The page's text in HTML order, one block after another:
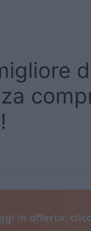
in offerta: